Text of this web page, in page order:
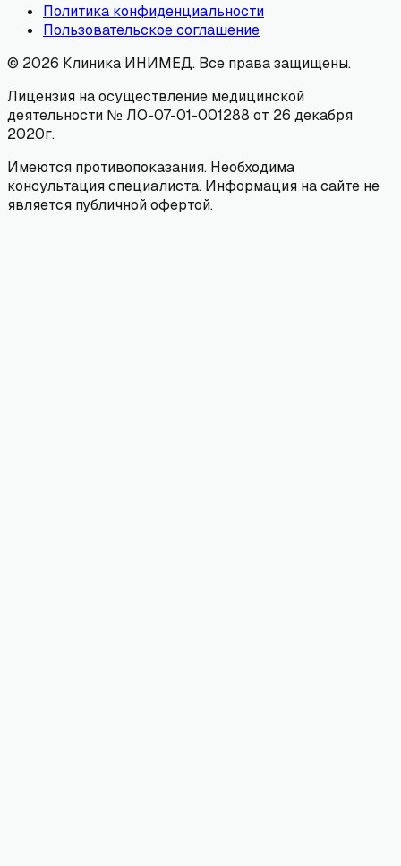
Политика конфиденциальности
Пользовательское соглашение
© 2026 Клиника ИНИМЕД. Все права защищены.
Лицензия на осуществление медицинской
деятельности № ЛО-07-01-001288 от 26 декабря
2020г.
Имеются противопоказания. Необходима
консультация специалиста. Информация на сайте не
является публичной офертой.